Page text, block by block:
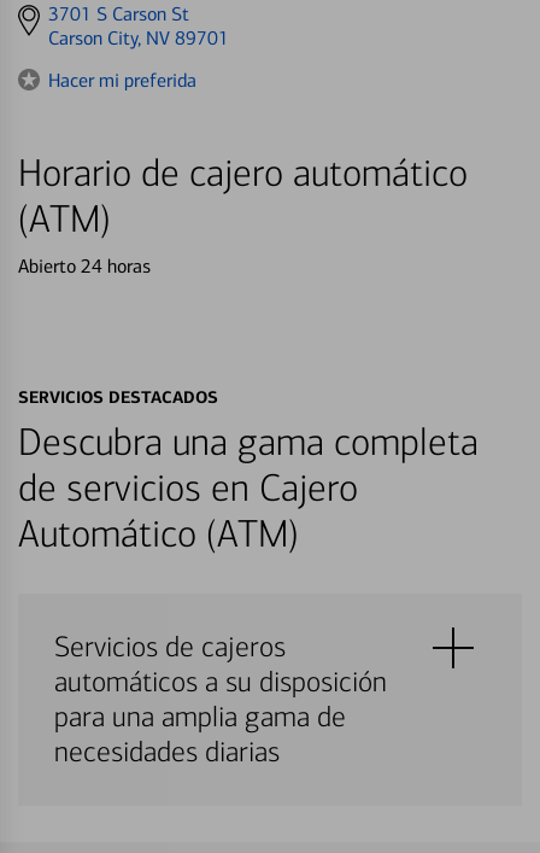
Get
directions
3701 S Carson St
Carson City, NV 89701
Hacer mi preferida
Horario de cajero automático
(ATM)
Abierto 24 horas
SERVICIOS DESTACADOS
Descubra una gama completa
de servicios en Cajero
Automático (ATM)
Servicios de cajeros
automáticos a su disposición
para una amplia gama de
necesidades diarias